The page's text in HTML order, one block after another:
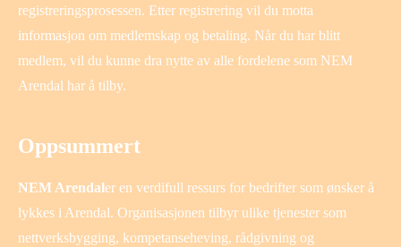
registreringsprosessen. Etter registrering vil du motta
informasjon om medlemskap og betaling. Når du har blitt
medlem, vil du kunne dra nytte av alle fordelene som NEM
Arendal har å tilby.
Oppsummert
NEM Arendaler en verdifull ressurs for bedrifter som ønsker å
lykkes i Arendal. Organisasjonen tilbyr ulike tjenester som
nettverksbygging, kompetanseheving, rådgivning og